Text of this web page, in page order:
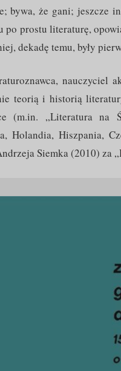
bywa, że gani; jeszcze
po prostu literaturę,
dekadę temu, były
nauczyciel
teorią i historią
„Literatura na
Holandia, Hiszpania,
Siemka (2010)